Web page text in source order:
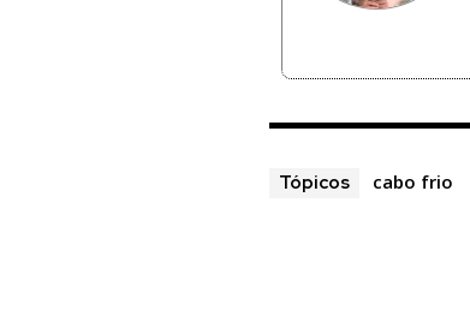
Tópicos cabo frio